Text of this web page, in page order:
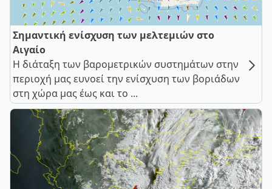
Σημαντική ενίσχυση των μελτεμιών στο
Αιγαίο
Η διάταξη των βαρομετρικών συστημάτων στην
περιοχή μας ευνοεί την ενίσχυση των βοριάδων
στη χώρα μας έως και το ...